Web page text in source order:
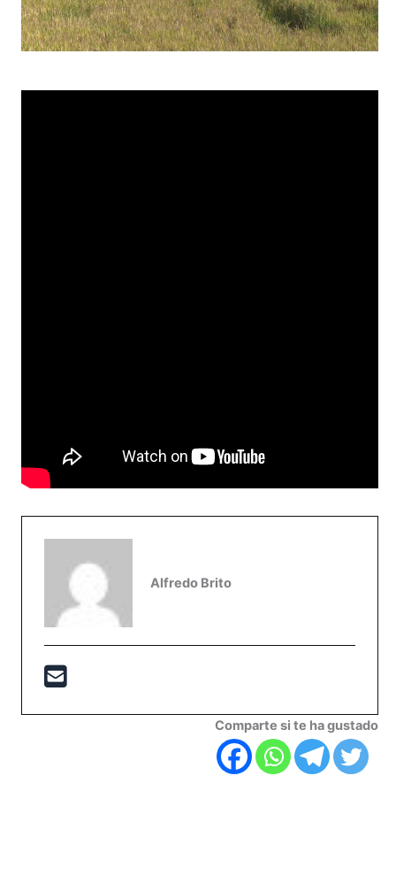
Alfredo Brito
Comparte si te ha gustado